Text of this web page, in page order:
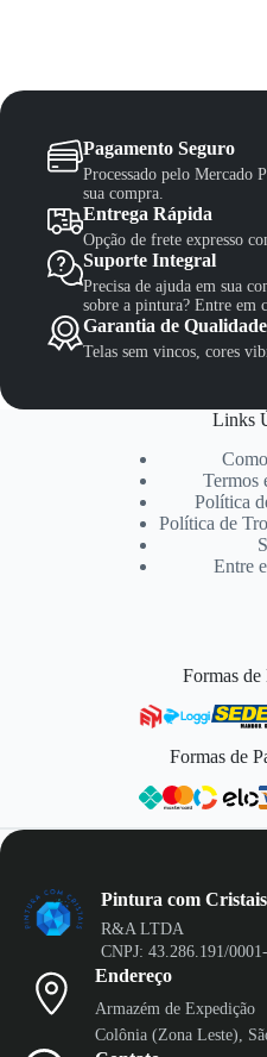
Pagamento Seguro
Processado pelo Mercado
sua compra.
Entrega Rápida
Opção de frete expresso
Suporte Integral
Precisa de ajuda em sua
sobre a pintura? Entre em
Garantia de Qualidade
Telas sem vincos, cores
Links
Termos
Política
Política de
Entre
Formas de
Formas de
Pintura com
R&A LTDA
CNPJ: 43.286.191/
Endereço
Armazém de Expedição
Colônia (Zona Leste),